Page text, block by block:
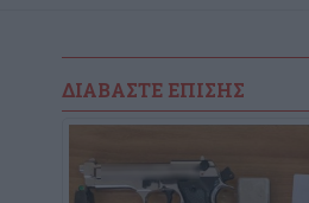
ΔΙΑΒΆΣΤΕ ΕΠΊΣΗΣ